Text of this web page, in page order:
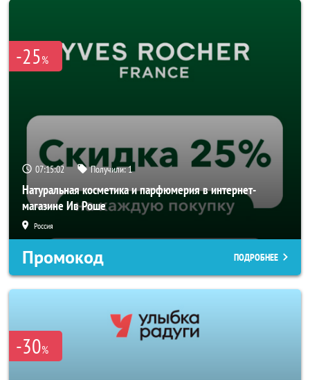
-25%
07:15:00 Получили:1
Натуральная косметика и парфюмерия в интернет-
магазине Ив Роше
Россия
Промокод ПОДРОБНЕЕ
-30%